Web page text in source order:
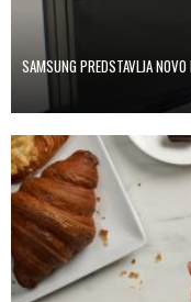
SAMSUNG PREDSTAVLJA